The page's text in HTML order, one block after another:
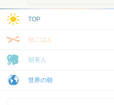
TOP
朝ごはん
朝美人
世界の朝